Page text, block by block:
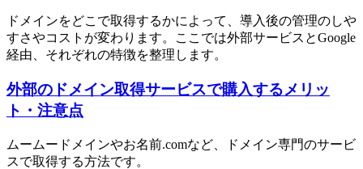
ドメインをどこで取得するかによって、導入後の管理のしや
すさやコストが変わります。ここでは外部サービスとGoogle
経由、それぞれの特徴を整理します。
外部のドメイン取得サービスで購入するメリッ
ト・注意点
ムームードメインやお名前.comなど、ドメイン専門のサービ
スで取得する方法です。